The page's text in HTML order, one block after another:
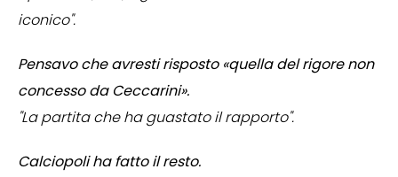
iconico".
Pensavo che avresti risposto «quella del rigore non
concesso da Ceccarini».
"La partita che ha guastato il rapporto".
Calciopoli ha fatto il resto.